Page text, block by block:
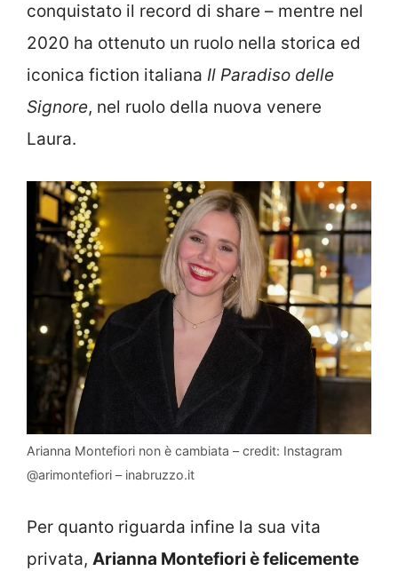
conquistato il record di share – mentre nel
2020 ha ottenuto un ruolo nella storica ed
iconica fiction italiana Il Paradiso delle
Signore, nel ruolo della nuova venere
Laura.
Arianna Montefiori non è cambiata – credit: Instagram
@arimontefiori – inabruzzo.it
Per quanto riguarda infine la sua vita
privata, Arianna Montefiori è felicemente